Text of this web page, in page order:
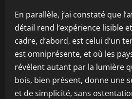
En parallèle, j’ai constaté que
détail rend l’expérience lisible
cadre, d’abord, est celui d’un
est omniprésente, et où les
révèlent autant par la lumière
bois, bien présent, donne une
et de simplicité, sans